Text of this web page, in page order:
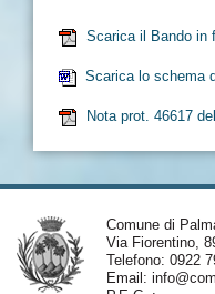
Scarica il Bando in
Scarica lo schema
Nota prot. 46617
Comune di
Via Fiorentino,
Telefono: 0922
Email: